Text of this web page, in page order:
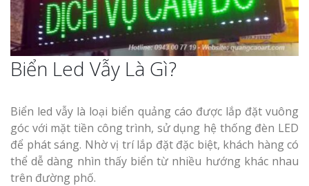
Biển Led Vẫy Là Gì?
Biển led vẫy là loại biển quảng cáo được lắp đặt vuông
góc với mặt tiền công trình, sử dụng hệ thống đèn LED
để phát sáng. Nhờ vị trí lắp đặt đặc biệt, khách hàng có
thể dễ dàng nhìn thấy biển từ nhiều hướng khác nhau
trên đường phố.
Hiệu
Làm Biển
Rẻ Tại Vinh Giải Pháp